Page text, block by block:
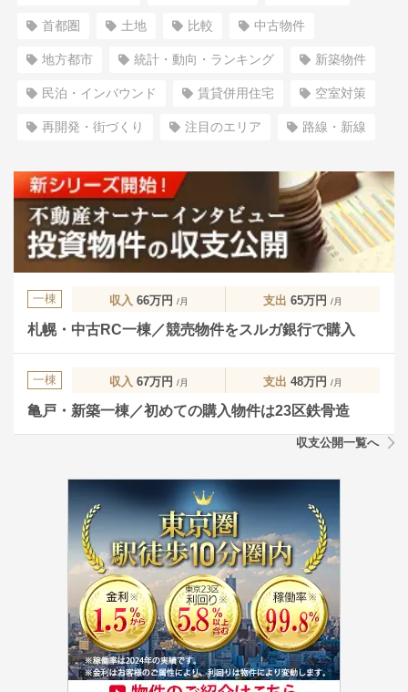
首都圏 土地 比較 中古物件
地方都市 統計・動向・ランキング 新築物件
民泊・インバウンド 賃貸併用住宅 空室対策
再開発・街づくり 注目のエリア 路線・新線
一棟 収入 66万円 /月 支出 65万円 /月
札幌・中古RC一棟／競売物件をスルガ銀行で購入
一棟 収入 67万円 /月 支出 48万円 /月
亀戸・新築一棟／初めての購入物件は23区鉄骨造
収支公開一覧へ